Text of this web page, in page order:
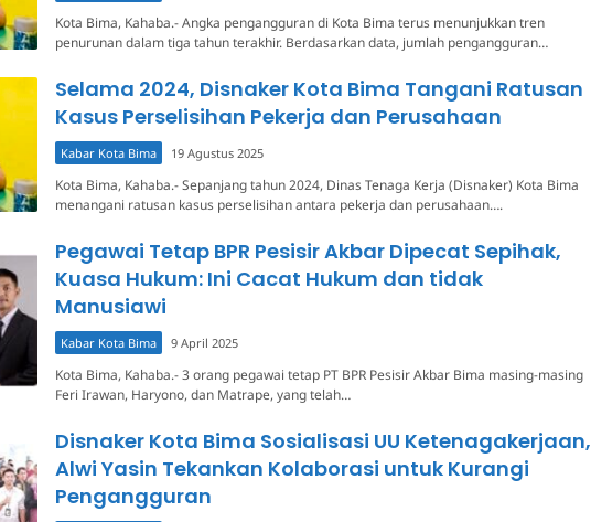
Kota Bima, Kahaba.- Angka pengangguran di Kota Bima terus menunjukkan tren
penurunan dalam tiga tahun terakhir. Berdasarkan data, jumlah pengangguran…
Selama 2024, Disnaker Kota Bima Tangani Ratusan
Kasus Perselisihan Pekerja dan Perusahaan
Kabar Kota Bima 19 Agustus 2025
Kota Bima, Kahaba.- Sepanjang tahun 2024, Dinas Tenaga Kerja (Disnaker) Kota Bima
menangani ratusan kasus perselisihan antara pekerja dan perusahaan….
Pegawai Tetap BPR Pesisir Akbar Dipecat Sepihak,
Kuasa Hukum: Ini Cacat Hukum dan tidak
Manusiawi
Kabar Kota Bima 9 April 2025
Kota Bima, Kahaba.- 3 orang pegawai tetap PT BPR Pesisir Akbar Bima masing-masing
Feri Irawan, Haryono, dan Matrape, yang telah…
Disnaker Kota Bima Sosialisasi UU Ketenagakerjaan,
Alwi Yasin Tekankan Kolaborasi untuk Kurangi
Pengangguran